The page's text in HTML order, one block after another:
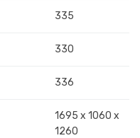
335
330
336
1695 x 1060 x
1260